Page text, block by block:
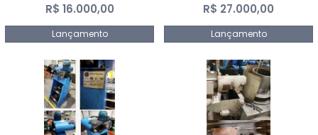
R$ 16.000,00
Lançamento
R$ 27.000,00
Lançamento